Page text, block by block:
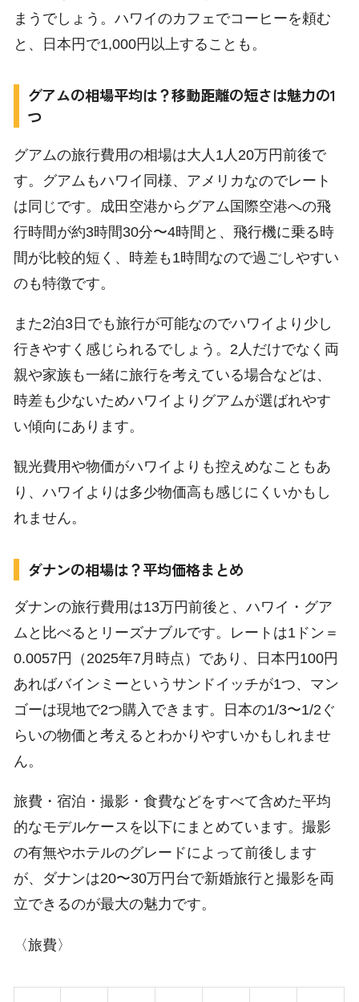
まうでしょう。ハワイのカフェでコーヒーを頼む
と、日本円で1,000円以上することも。
グアムの相場平均は？移動距離の短さは魅力の1
つ
グアムの旅行費用の相場は大人1人20万円前後で
す。グアムもハワイ同様、アメリカなのでレート
は同じです。成田空港からグアム国際空港への飛
行時間が約3時間30分〜4時間と、飛行機に乗る時
間が比較的短く、時差も1時間なので過ごしやすい
のも特徴です。
また2泊3日でも旅行が可能なのでハワイより少し
行きやすく感じられるでしょう。2人だけでなく両
親や家族も一緒に旅行を考えている場合などは、
時差も少ないためハワイよりグアムが選ばれやす
い傾向にあります。
観光費用や物価がハワイよりも控えめなこともあ
り、ハワイよりは多少物価高も感じにくいかもし
れません。
ダナンの相場は？平均価格まとめ
ダナンの旅行費用は13万円前後と、ハワイ・グア
ムと比べるとリーズナブルです。レートは1ドン＝
0.0057円（2025年7月時点）であり、日本円100円
あればバインミーというサンドイッチが1つ、マン
ゴーは現地で2つ購入できます。日本の1/3〜1/2ぐ
らいの物価と考えるとわかりやすいかもしれませ
ん。
旅費・宿泊・撮影・食費などをすべて含めた平均
的なモデルケースを以下にまとめています。撮影
の有無やホテルのグレードによって前後します
が、ダナンは20〜30万円台で新婚旅行と撮影を両
立できるのが最大の魅力です。
〈旅費〉
現地ツアーをチ ェック